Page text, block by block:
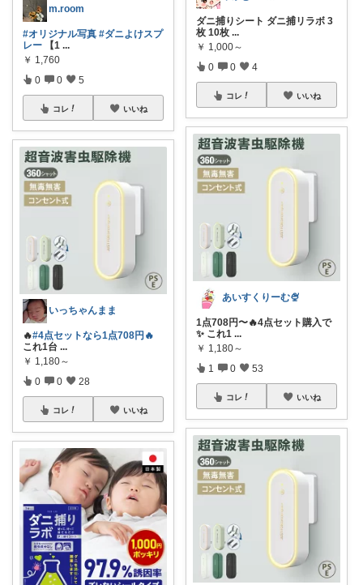
m.room
#オリジナル写真 #ダニよけスプ
レー 【1 ...
￥ 1,760
0 0 5
コレ いいね
いっちゃんまま
🔥#4点セットなら1点708円🔥
これ1台 ...
￥ 1,180～
0 0 28
コレ いいね
ダニ捕りシート ダニ捕リラボ 3
枚 10枚 ...
￥ 1,000～
0 0 4
コレ いいね
あいすくりーむ🍨
1点708円〜🔥4点セット購入で
✨ これ1 ...
￥ 1,180～
1 0 53
コレ いいね